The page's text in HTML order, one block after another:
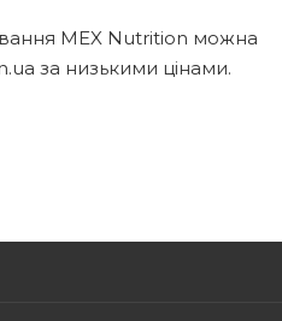
MEX Nutrition можна
за низькими цінами.